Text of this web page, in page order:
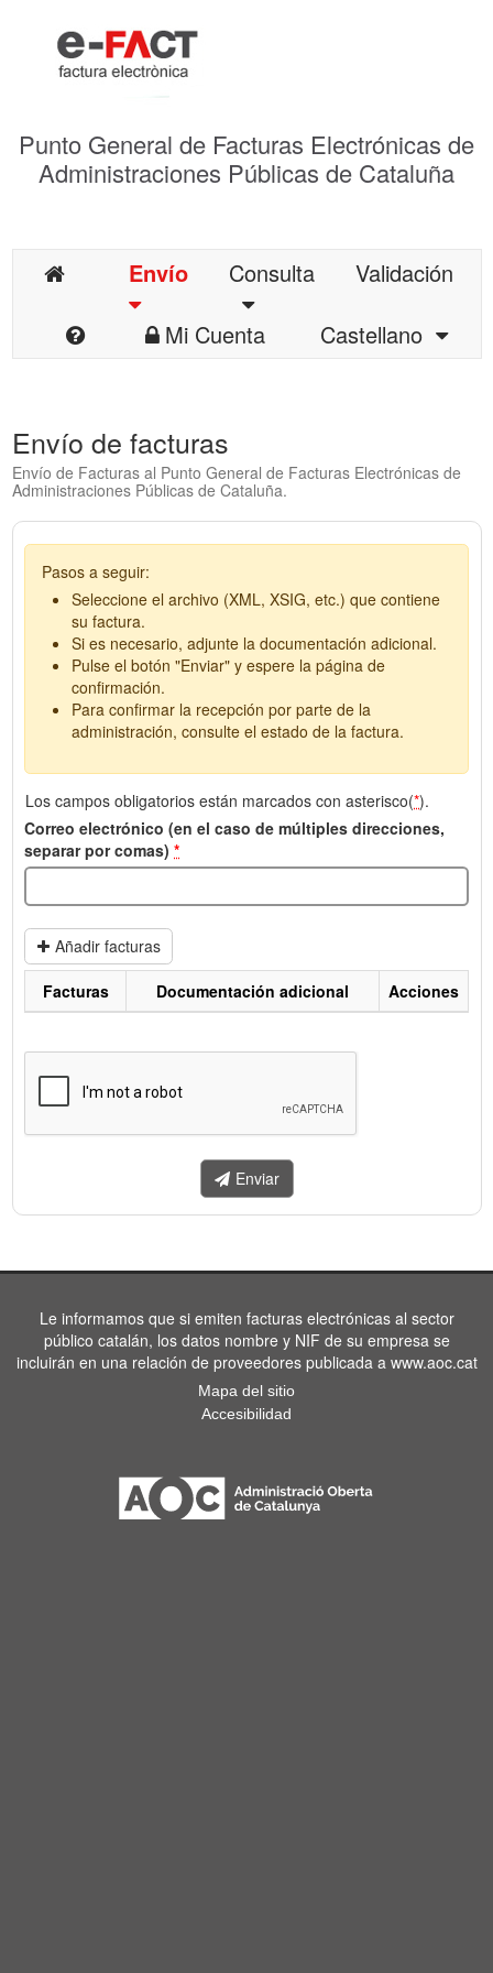
Punto General de Facturas Electrónicas de
Administraciones Públicas de Cataluña
Envío Consulta
Validación
Mi Cuenta
Castellano
Envío de facturas
Envío de Facturas al Punto General de Facturas Electrónicas de
Administraciones Públicas de Cataluña.
Pasos a seguir:
Seleccione el archivo (XML, XSIG, etc.) que contiene
su factura.
Si es necesario, adjunte la documentación adicional.
Pulse el botón "Enviar" y espere la página de
confirmación.
Para confirmar la recepción por parte de la
administración, consulte el estado de la factura.
Los campos obligatorios están marcados con asterisco(*).
Correo electrónico (en el caso de múltiples direcciones,
separar por comas) *
Añadir facturas
enviar.
Facturas Documentación adicional Acciones
Enviar
Le informamos que si emiten facturas electrónicas al sector
público catalán, los datos nombre y NIF de su empresa se
incluirán en una relación de proveedores publicada a www.aoc.cat
Mapa del sitio
Accesibilidad